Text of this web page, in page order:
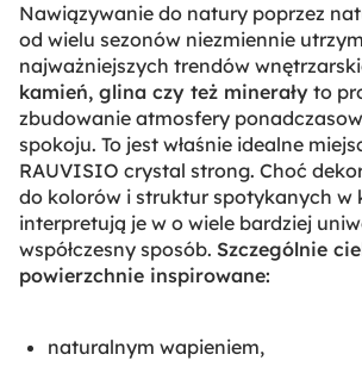
Nawiązywanie do natury poprzez
od wielu sezonów niezmiennie
najważniejszych trendów
kamień, glina czy też minerały to
zbudowanie atmosfery
spokoju. To jest właśnie idealne
RAUVISIO crystal strong. Choć
do kolorów i struktur spotykanych w
interpretują je w o wiele bardziej
współczesny sposób. Szczególnie
powierzchnie inspirowane:
naturalnym wapieniem,